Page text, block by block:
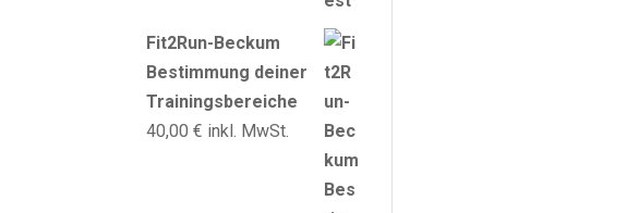
Fit2Run-Beckum
Bestimmung deiner
Trainingsbereiche
40,00€ inkl. MwSt.